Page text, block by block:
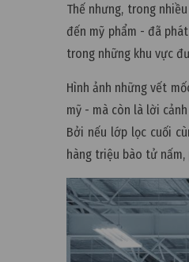
Thế nhưng, trong
đến mỹ phẩm - đã
trong những khu vực
Hình ảnh những vết
mỹ - mà còn là lời
Bởi nếu lớp lọc cuối
hàng triệu bào tử